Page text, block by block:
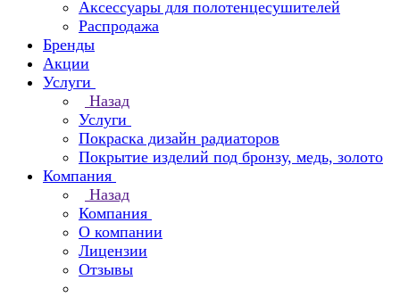
Аксессуары для полотенцесушителей
Распродажа
Бренды
Акции
Услуги
Назад
Услуги
Покраска дизайн радиаторов
Покрытие изделий под бронзу, медь, золото
Компания
Назад
Компания
О компании
Лицензии
Отзывы